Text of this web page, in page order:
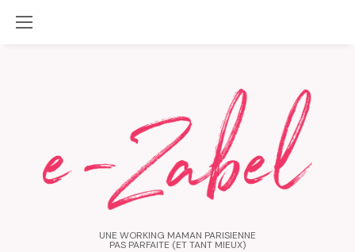
UNE WORKING MAMAN PARISIENNE
PAS PARFAITE (ET TANT MIEUX)